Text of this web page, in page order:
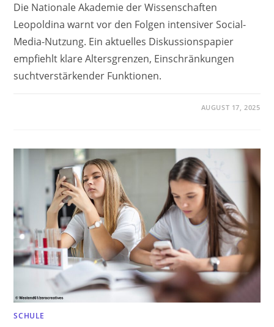
Die Nationale Akademie der Wissenschaften
Leopoldina warnt vor den Folgen intensiver Social-
Media-Nutzung. Ein aktuelles Diskussionspapier
empfiehlt klare Altersgrenzen, Einschränkungen
suchtverstärkender Funktionen.
AUGUST 17, 2025
SCHULE